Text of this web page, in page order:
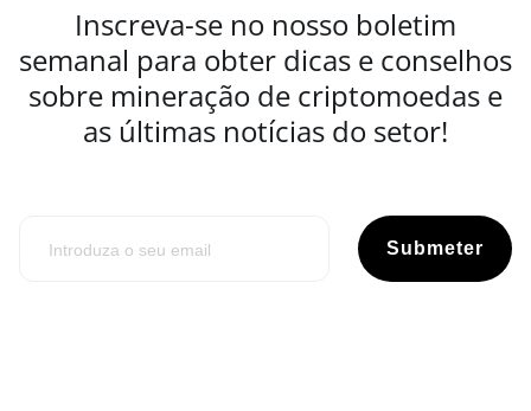
Inscreva-se no nosso boletim
semanal para obter dicas e conselhos
sobre mineração de criptomoedas e
as últimas notícias do setor!
Submeter